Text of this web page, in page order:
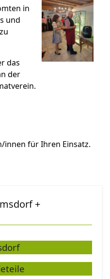
in
und
das
der
innen für Ihren Einsatz.
+
ile